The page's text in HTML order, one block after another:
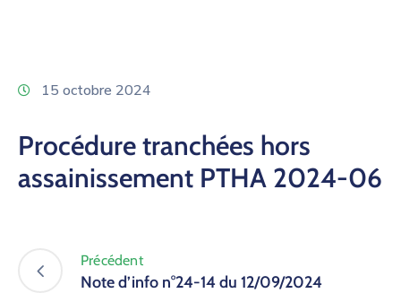
15 octobre 2024
Procédure tranchées hors
assainissement PTHA 2024-06
Précédent
Note d’info n°24-14 du 12/09/2024